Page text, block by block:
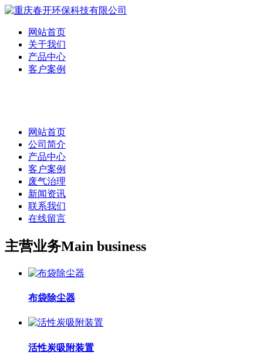
网站首页
关于我们
产品中心
客户案例
网站首页
公司简介
产品中心
客户案例
废气治理
新闻资讯
联系我们
在线留言
主营业务Main business
布袋除尘器
活性炭吸附装置